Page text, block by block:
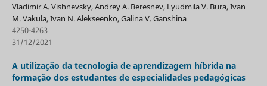
Vladimir A. Vishnevsky, Andrey A. Beresnev, Lyudmila V. Bura, Ivan
M. Vakula, Ivan N. Alekseenko, Galina V. Ganshina
4250-4263
31/12/2021
A utilização da tecnologia de aprendizagem híbrida na
formação dos estudantes de especialidades pedagógicas